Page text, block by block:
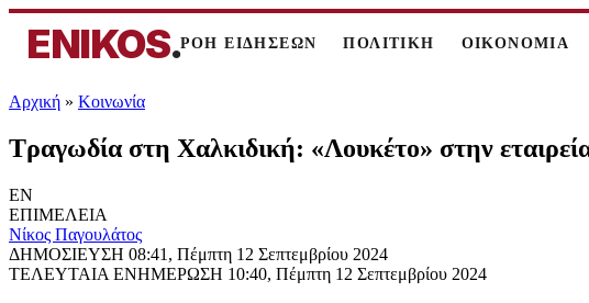
ENIKOS.ΡΟΗ ΕΙΔΗΣΕΩΝ ΠΟΛΙΤΙΚΗ ΟΙΚΟΝΟΜΙΑ
Αρχική » Κοινωνία
Τραγωδία στη Χαλκιδική: «Λουκέτο» στην
EN
ΕΠΙΜΕΛΕΙΑ
Νίκος Παγουλάτος
ΔΗΜΟΣΙΕΥΣΗ 08:41, Πέμπτη 12 Σεπτεμβρίου 2024
ΤΕΛΕΥΤΑΙΑ ΕΝΗΜΕΡΩΣΗ 10:40, Πέμπτη 12 Σεπτεμβρίου 2024